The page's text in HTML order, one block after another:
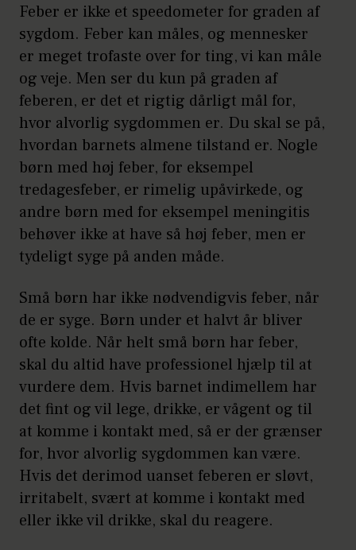
Feber er ikke et speedometer for graden af
sygdom. Feber kan måles, og mennesker
er meget trofaste over for ting, vi kan måle
og veje. Men ser du kun på graden af
feberen, er det et rigtig dårligt mål for,
hvor alvorlig sygdommen er. Du skal se på,
hvordan barnets almene tilstand er. Nogle
børn med høj feber, for eksempel
tredagesfeber, er rimelig upåvirkede, og
andre børn med for eksempel meningitis
behøver ikke at have så høj feber, men er
tydeligt syge på anden måde.
Små børn har ikke nødvendigvis feber, når
de er syge. Børn under et halvt år bliver
ofte kolde. Når helt små børn har feber,
skal du altid have professionel hjælp til at
vurdere dem. Hvis barnet indimellem har
det fint og vil lege, drikke, er vågent og til
at komme i kontakt med, så er der grænser
for, hvor alvorlig sygdommen kan være.
Hvis det derimod uanset feberen er sløvt,
irritabelt, svært at komme i kontakt med
eller ikke vil drikke, skal du reagere.